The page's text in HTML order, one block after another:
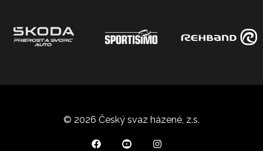
© 2026 Český svaz házené, z.s.